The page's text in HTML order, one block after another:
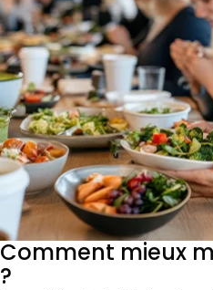
Comment mieux
?